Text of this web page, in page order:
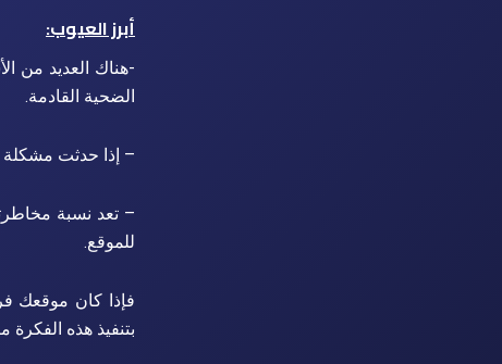
أبرز العيوب:
-هناك العديد من
الضحية القادمة.
– إذا حدثت مشكلة
– تعد نسبة
للموقع.
فإذا كان موقعك
بتنفيذ هذه الفكرة